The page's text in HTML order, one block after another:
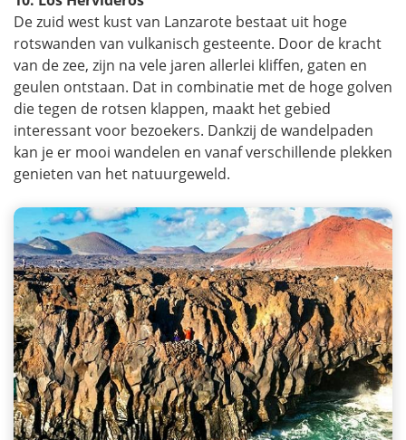
De zuid west kust van Lanzarote bestaat uit hoge
rotswanden van vulkanisch gesteente. Door de kracht
van de zee, zijn na vele jaren allerlei kliffen, gaten en
geulen ontstaan. Dat in combinatie met de hoge golven
die tegen de rotsen klappen, maakt het gebied
interessant voor bezoekers. Dankzij de wandelpaden
kan je er mooi wandelen en vanaf verschillende plekken
genieten van het natuurgeweld.